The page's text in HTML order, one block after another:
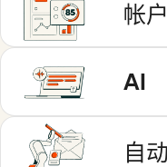
帐
AI
自